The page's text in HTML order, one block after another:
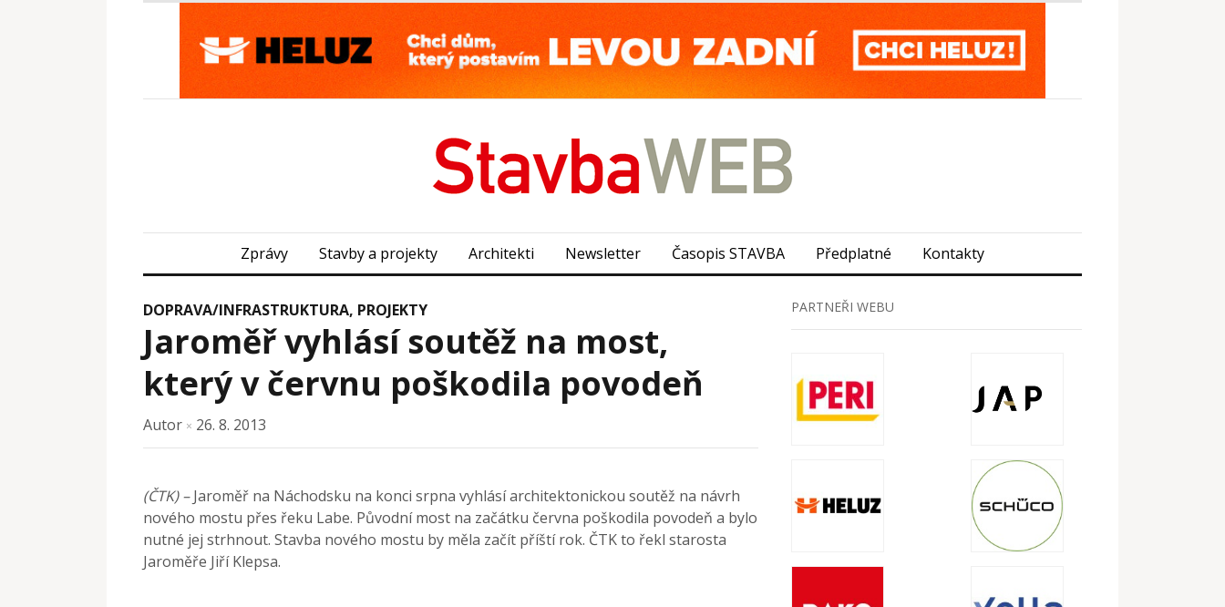
Zprávy Stavby a projekty Architekti Newsletter Časopis STAVBA Předplatné Kontakty
DOPRAVA/INFRASTRUKTURA, PROJEKTY
Jaroměř vyhlásí soutěž na most,
který v červnu poškodila povodeň
Autor × 26. 8. 2013
(ČTK) –Jaroměř na Náchodsku na konci srpna vyhlásí architektonickou soutěž na návrh
nového mostu přes řeku Labe. Původní most na začátku června poškodila povodeň a bylo
nutné jej strhnout. Stavba nového mostu by měla začít příští rok. ČTK to řekl starosta
Jaroměře Jiří Klepsa.
PARTNEŘI WEBU